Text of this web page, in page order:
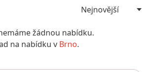
žádnou nabídku.
na nabídku v Brno.